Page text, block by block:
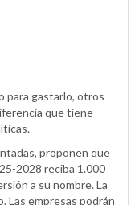
para gastarlo, otros
que tiene
proponen que
2028 reciba 1.000
a su nombre. La
Las empresas podrán